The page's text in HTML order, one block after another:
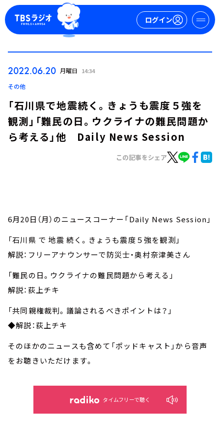
ログイン
TBS Podcast
お知らせ
イベント・グッズ
会社情報
2022.06.20 月曜日 14:34
その他
「石川県で地震続く。きょうも震度５強を
観測」「難民の日。ウクライナの難民問題か
ら考える」他 Daily News Session
この記事をシェア
6月20日（月）のニュースコーナー「Daily News Session」
「石川県 で 地震 続く。きょうも震度５強を観測」
解説：フリーアナウンサーで防災士・奥村奈津美さん
「難民の日。ウクライナの難民問題から考える」
解説：荻上チキ
「共同親権裁判。議論されるべきポイントは？」
◆解説：荻上チキ
そのほかのニュースも含めて「ポッドキャスト」から音声
をお聴きいただけます。
タイムフリーで聴く